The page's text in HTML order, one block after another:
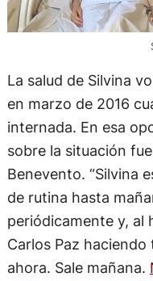
La salud de Silvina
en marzo de 2016
internada. En esa
sobre la situación
Benevento. “Silvina
de rutina hasta
periódicamente y, al
Carlos Paz
ahora. Sale mañana.